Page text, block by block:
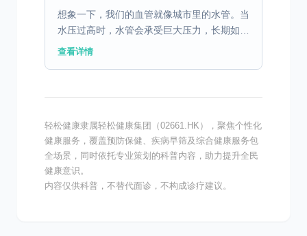
想象一下，我们的血管就像城市里的水管。当
水压过高时，水管会承受巨大压力，长期如此
可能破裂或堵塞。血压就是血液在血管中流动
查看详情
轻松健康隶属轻松健康集团（02661.HK），聚焦个性化
健康服务，覆盖预防保健、疾病早筛及综合健康服务包
全场景，同时依托专业策划的科普内容，助力提升全民
健康意识。
内容仅供科普，不替代面诊，不构成诊疗建议。